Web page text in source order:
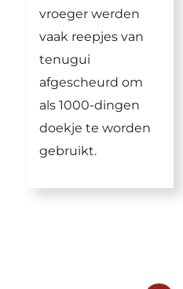
vroeger werden
vaak reepjes van
tenugui
afgescheurd om
als 1000-dingen
doekje te worden
gebruikt.